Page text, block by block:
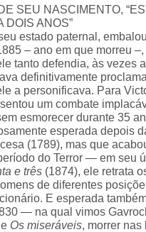
SEU NASCIMENTO,
DOIS ANOS”
estado paternal,
– ano em que morreu –,
tanto defendia, às vezes
definitivamente
a personificava. Para
um combate
esmorecer durante 35
esperada depois
(1789), mas que
do Terror — em seu
e três(1874), ele retrata
de diferentes
E esperada
— na qual vimos
Os miseráveis, morrer nas